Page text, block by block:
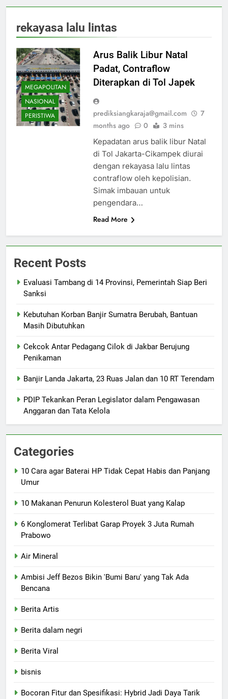
rekayasa lalu lintas
MEGAPOLITAN
NASIONAL
PERISTIWA
Arus Balik Libur Natal
Padat, Contraflow
Diterapkan di Tol Japek
prediksiangkaraja@gmail.com
7
months ago
0 3 mins
Kepadatan arus balik libur Natal
di Tol Jakarta-Cikampek diurai
dengan rekayasa lalu lintas
contraflow oleh kepolisian.
Simak imbauan untuk
pengendara…
Read More
Recent Posts
Evaluasi Tambang di 14 Provinsi, Pemerintah Siap Beri
Sanksi
Kebutuhan Korban Banjir Sumatra Berubah, Bantuan
Masih Dibutuhkan
Cekcok Antar Pedagang Cilok di Jakbar Berujung
Penikaman
Banjir Landa Jakarta, 23 Ruas Jalan dan 10 RT Terendam
PDIP Tekankan Peran Legislator dalam Pengawasan
Anggaran dan Tata Kelola
Categories
10 Cara agar Baterai HP Tidak Cepat Habis dan Panjang
Umur
10 Makanan Penurun Kolesterol Buat yang Kalap
6 Konglomerat Terlibat Garap Proyek 3 Juta Rumah
Prabowo
Air Mineral
Ambisi Jeff Bezos Bikin 'Bumi Baru' yang Tak Ada
Bencana
Berita Artis
Berita dalam negri
Berita Viral
bisnis
Bocoran Fitur dan Spesifikasi: Hybrid Jadi Daya Tarik